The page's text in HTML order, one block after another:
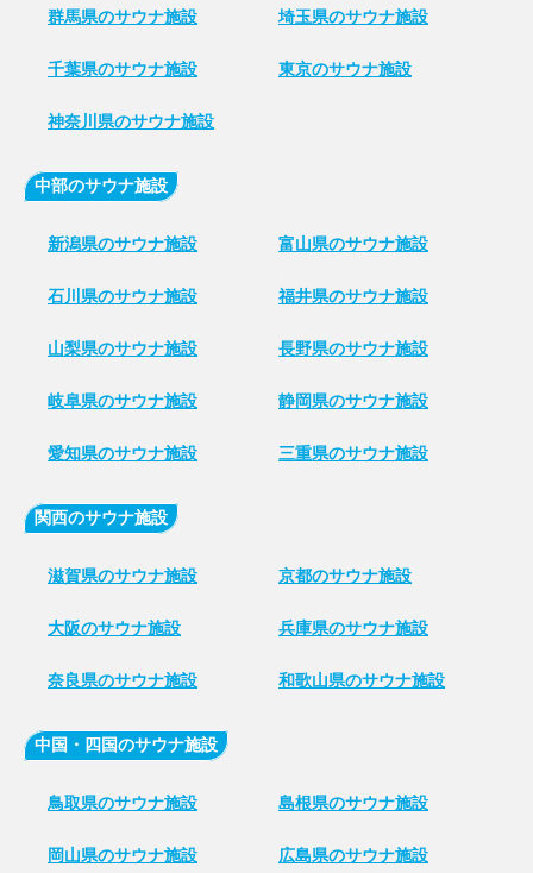
群馬県のサウナ施設 埼玉県のサウナ施設
千葉県のサウナ施設 東京のサウナ施設
神奈川県のサウナ施設
中部のサウナ施設
新潟県のサウナ施設 富山県のサウナ施設
石川県のサウナ施設 福井県のサウナ施設
山梨県のサウナ施設 長野県のサウナ施設
岐阜県のサウナ施設 静岡県のサウナ施設
愛知県のサウナ施設 三重県のサウナ施設
関西のサウナ施設
滋賀県のサウナ施設 京都のサウナ施設
大阪のサウナ施設 兵庫県のサウナ施設
奈良県のサウナ施設 和歌山県のサウナ施設
中国・四国のサウナ施設
鳥取県のサウナ施設 島根県のサウナ施設
岡山県のサウナ施設 広島県のサウナ施設